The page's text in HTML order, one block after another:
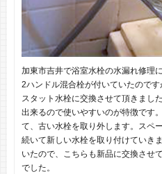
加東市吉井で浴室水栓の水漏れ修理
2ハンドル混合栓が付いていたので
スタット水栓に交換させて頂きまし
出来るので使いやすいのが特徴です
て、古い水栓を取り外します。スペ
続いて新しい水栓を取り付けていき
いたので、こちらも新品に交換させ
でした。